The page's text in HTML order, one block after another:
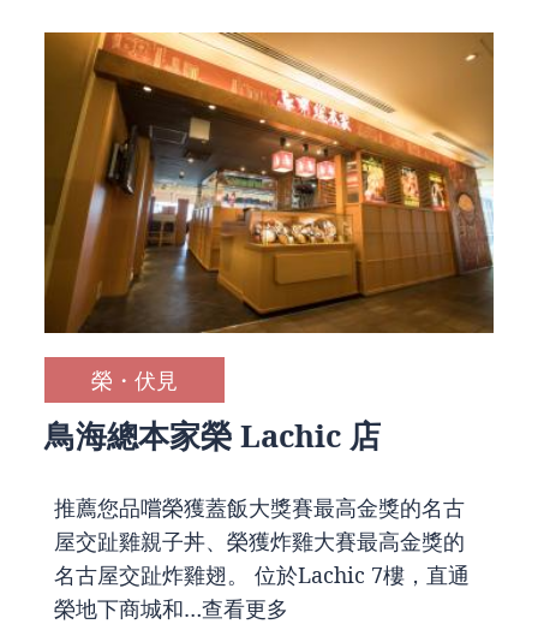
榮・伏見
鳥海總本家榮 Lachic 店
推薦您品嚐榮獲蓋飯大獎賽最高金獎的名古
屋交趾雞親子丼、榮獲炸雞大賽最高金獎的
名古屋交趾炸雞翅。 位於Lachic 7樓，直通
榮地下商城和…查看更多